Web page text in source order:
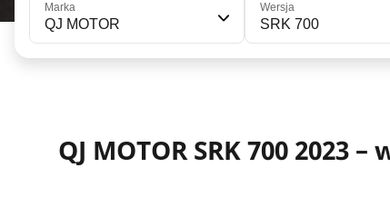
Marka
QJ MOTOR
Wersja
SRK 700
QJ MOTOR SRK 700 2023